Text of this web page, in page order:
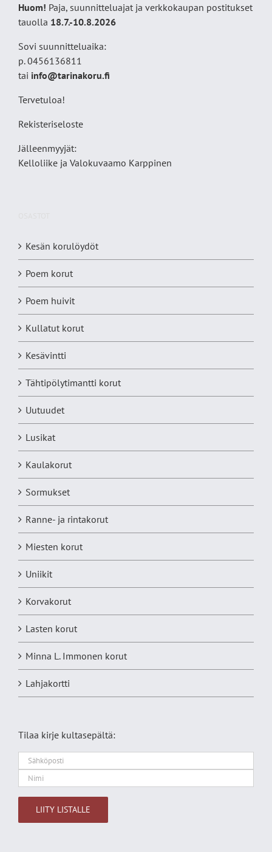
Huom! Paja, suunnitteluajat ja verkkokaupan postitukset
tauolla 18.7.-10.8.2026
Sovi suunnitteluaika:
p. 0456136811
tai info@tarinakoru.fi
Tervetuloa!
Rekisteriseloste
Jälleenmyyjät:
Kelloliike ja Valokuvaamo Karppinen
Kesän korulöydöt
Poem korut
Poem huivit
Kullatut korut
Kesävintti
Tähtipölytimantti korut
Uutuudet
Lusikat
Kaulakorut
Sormukset
Ranne- ja rintakorut
Miesten korut
Uniikit
Korvakorut
Lasten korut
Minna L. Immonen korut
Lahjakortti
Tilaa kirje kultasepältä: